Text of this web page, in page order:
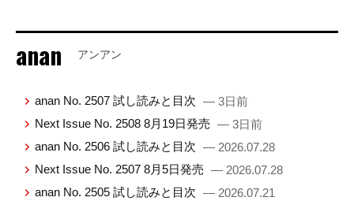
anan アンアン
anan No. 2507 試し読みと目次 — 3日前
Next Issue No. 2508 8月19日発売 — 3日前
anan No. 2506 試し読みと目次 — 2026.07.28
Next Issue No. 2507 8月5日発売 — 2026.07.28
anan No. 2505 試し読みと目次 — 2026.07.21